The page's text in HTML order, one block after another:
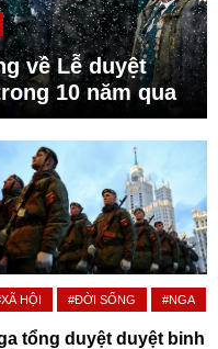
về Lễ duyệt
10 năm qua
HỘI #ĐỜI SỐNG #NGA
tổng duyệt duyệt binh